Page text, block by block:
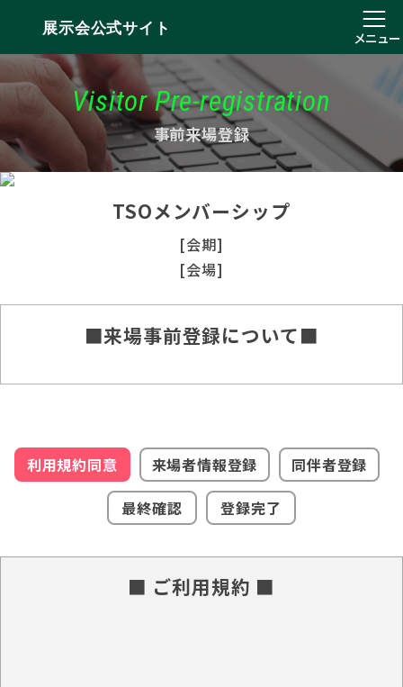
展示会公式サイト
メニュー
Visitor Pre-registration
事前来場登録
TSOメンバーシップ
[会期]
[会場]
■来場事前登録について■
利用規約同意 来場者情報登録
同伴者登録
最終確認
登録完了
■ ご利用規約 ■